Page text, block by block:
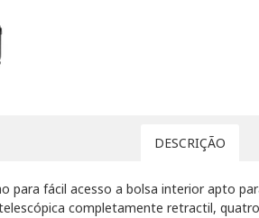
DESCRIÇÃO
para fácil acesso a bolsa interior apto
completamente retractil,